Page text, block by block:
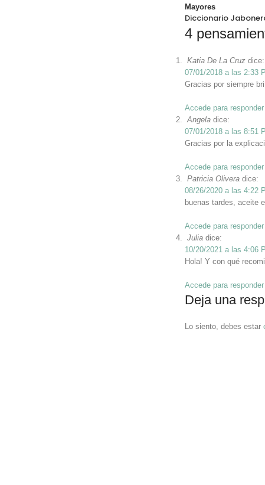
Mayores
Diccionario
4
Katia De La Cruz dice:
07/01/2018 a las 2:33
Gracias por siempre
Accede para responder
Angela dice:
07/01/2018 a las 8:51
Gracias por la
Accede para responder
Patricia Olivera dice:
08/26/2020 a las 4:22
buenas tardes, aceite
Accede para responder
Julia dice:
10/20/2021 a las 4:06
Hola! Y con qué
Accede para responder
Deja una
Lo siento, debes estar